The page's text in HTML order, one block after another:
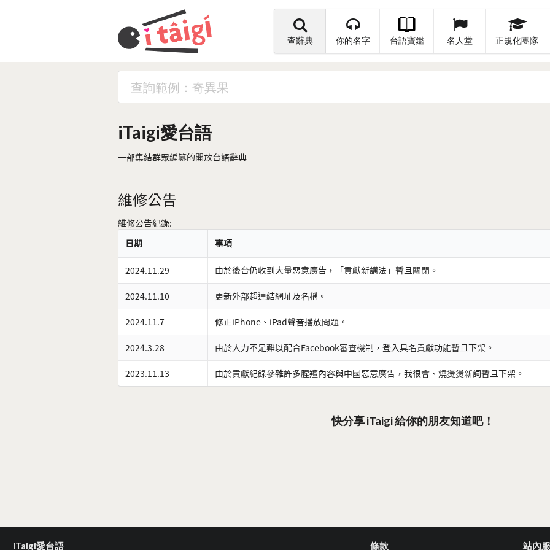
查辭典 你的名字 台語寶鑑 名人堂 正規化團隊
iTaigi愛台語
一部集結群眾編纂的開放台語辭典
維修公告
維修公告紀錄:
日期
事項
2024.11.29 由於後台仍收到大量惡意廣告，「貢獻新講法」暫且關閉。
2024.11.10 更新外部超連結網址及名稱。
2024.11.7 修正iPhone、iPad聲音播放問題。
2024.3.28 由於人力不足難以配合Facebook審查機制，登入具名貢獻功能暫且下架。
2023.11.13 由於貢獻紀錄參雜許多腥羶內容與中國惡意廣告，我很會、燒燙燙新詞暫且下架。
快分享 iTaigi 給你的朋友知道吧！
iTaigi愛台語 條款 站內